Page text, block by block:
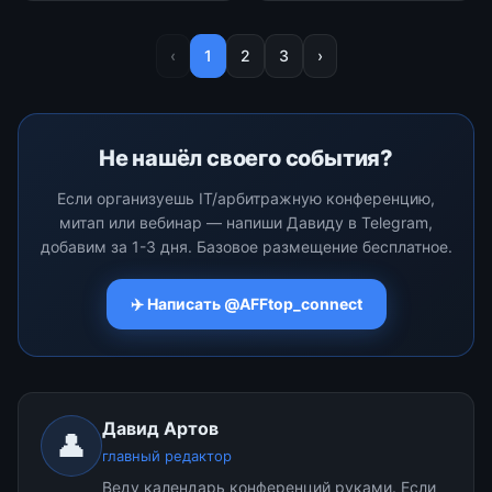
итальянского рынка,
самых быстрорастущих в
innovators from around the
world. Hosted at Fiera Roma
‹ 1 2 3 ›
Не нашёл своего события?
Если организуешь IT/арбитражную конференцию,
митап или вебинар — напиши Давиду в Telegram,
добавим за 1-3 дня. Базовое размещение бесплатное.
✈️ Написать @AFFtop_connect
👤 Давид Артов
главный редактор
Веду календарь конференций руками. Если